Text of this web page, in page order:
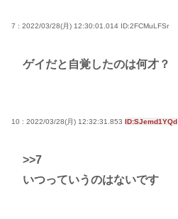
7 : 2022/03/28(月) 12:30:01.014 ID:2FCMuLFSr
ゲイだと自覚したのは何才？
10 : 2022/03/28(月) 12:32:31.853 ID:SJemd1YQd
>>7
いつっていうのはないです